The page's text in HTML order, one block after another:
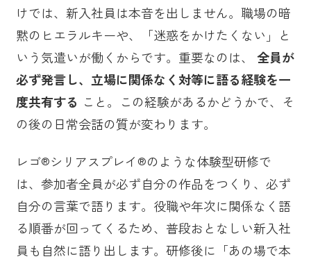
けでは、新入社員は本音を出しません。職場の暗
黙のヒエラルキーや、「迷惑をかけたくない」と
いう気遣いが働くからです。重要なのは、 全員が
必ず発言し、立場に関係なく対等に語る経験を一
度共有する こと。この経験があるかどうかで、そ
の後の日常会話の質が変わります。
レゴ®シリアスプレイ®のような体験型研修で
は、参加者全員が必ず自分の作品をつくり、必ず
自分の言葉で語ります。役職や年次に関係なく語
る順番が回ってくるため、普段おとなしい新入社
員も自然に語り出します。研修後に「あの場で本